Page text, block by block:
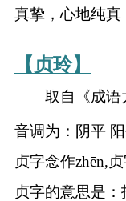
真挚，心地纯真
【贞玲】
——取自《成语
音调为：阴平
贞字念作zhēn,
贞字的意思是